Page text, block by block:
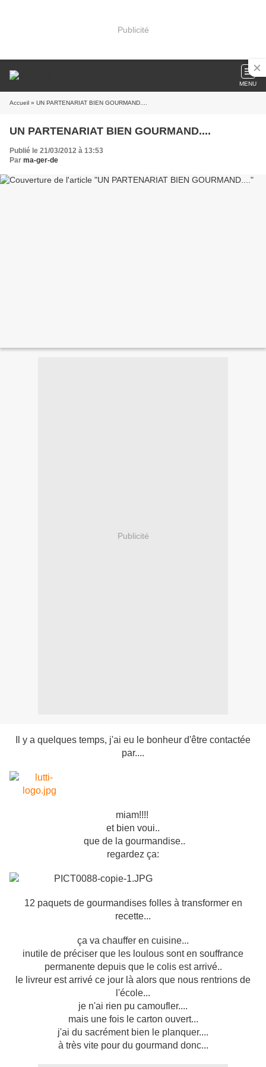
Publicité
MENU
Accueil » UN PARTENARIAT BIEN GOURMAND....
UN PARTENARIAT BIEN GOURMAND....
Publié le 21/03/2012 à 13:53
Par ma-ger-de
Publicité
Il y a quelques temps, j'ai eu le bonheur d'être contactée
par....
miam!!!!
et bien voui..
que de la gourmandise..
regardez ça:
12 paquets de gourmandises folles à transformer en
recette...
ça va chauffer en cuisine...
inutile de préciser que les loulous sont en souffrance
permanente depuis que le colis est arrivé..
le livreur est arrivé ce jour là alors que nous rentrions de
l'école...
je n'ai rien pu camoufler....
mais une fois le carton ouvert...
j'ai du sacrément bien le planquer....
à très vite pour du gourmand donc...